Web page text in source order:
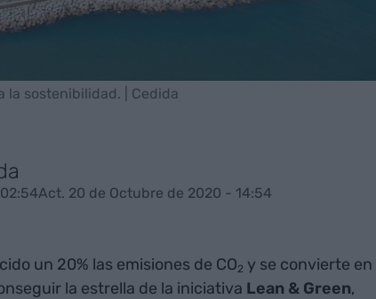
la sostenibilidad. | Cedida
Act. 20 de Octubre de 2020 - 14:54
un 20% las emisiones de CO2 y se convierte en
la estrella de la iniciativa Lean & Green,